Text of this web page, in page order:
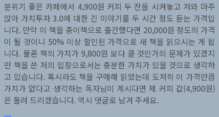
분위기 좋은 카페에서 4,900원 커피 두 잔을 시켜놓고 저와 마주
앉아 가치투자 3.0에 대한 긴 이야기를 두 시간 정도 듣는 가격입
니다. 만약 이 책을 종이책으로 출간했다면 20,000원 정도의 가격
이 될 것이니 50% 이상 할인된 가격으로 새 책을 읽으시는 게 됩
니다. 물론 책의 가치가 9,800원 보다 클 것인가의 문제가 있겠지
만 책을 쓴 저의 입장으로서는 충분한 가치가 있을 것으로 생각하
고 있습니다. 혹시라도 책을 구매해 읽었는데 도저히 이 가격만큼
가치가 없다고 생각하는 독자님이 계시다면 제 커피 값(4,900원)
은 돌려 드리겠습니다. 역시 댓글로 남겨 주세요.